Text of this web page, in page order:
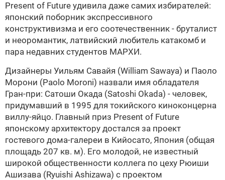
Present of Future удивила даже самих избирателей:
японский поборник экспрессивного
конструктивизма и его соотечественник - бруталист
и неоромантик, латвийский любитель катакомб и
пара недавних студентов МАРХИ.
Дизайнеры Уильям Савайя (William Sawaya) и Паоло
Морони (Paolo Moroni) назвали имя обладателя
Гран-при: Сатоши Окада (Satoshi Okada) - человек,
придумавший в 1995 для токийского киноконцерна
виллу-яйцо. Главный приз Present of Future
японскому архитектору достался за проект
гостевого дома-галереи в Кийосато, Япония (общая
площадь 207 кв. м). Его молодой, не известный
широкой общественности коллега по цеху Рюиши
Ашизава (Ryuishi Ashizawa) с проектом